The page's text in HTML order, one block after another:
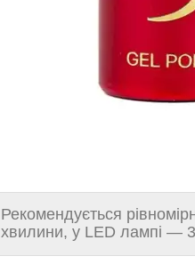
Рекомендується
хвилини, у LED лампі —